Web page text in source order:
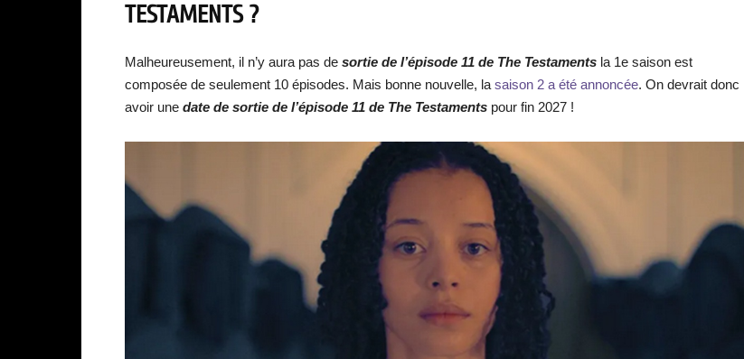
TESTAMENTS ?
Malheureusement, il n’y aura pas de sortie de l’épisode 11 de The Testaments la 1e saison est
composée de seulement 10 épisodes. Mais bonne nouvelle, la saison 2 a été annoncée. On devrait donc
avoir une date de sortie de l’épisode 11 de The Testaments pour fin 2027 !